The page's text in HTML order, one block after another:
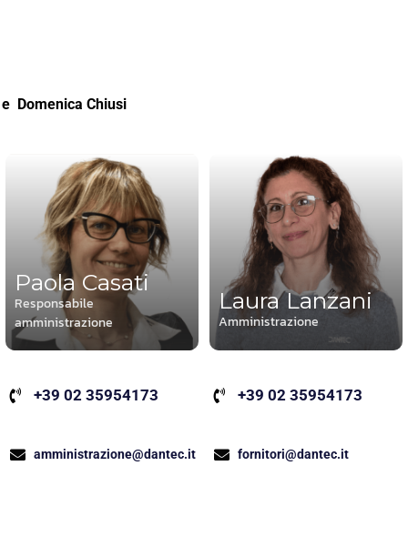
Domenica Chiusi
Paola Casati
Responsabile
amministrazione
+39 02 35954173
amministrazione@dantec.it
Laura Lanzani
Amministrazione
+39 02 35954173
fornitori@dantec.it